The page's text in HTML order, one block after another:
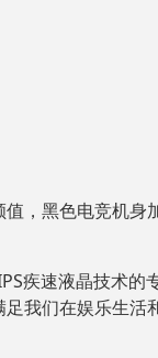
，黑色电竞机身
疾速液晶技术的
我们在娱乐生活